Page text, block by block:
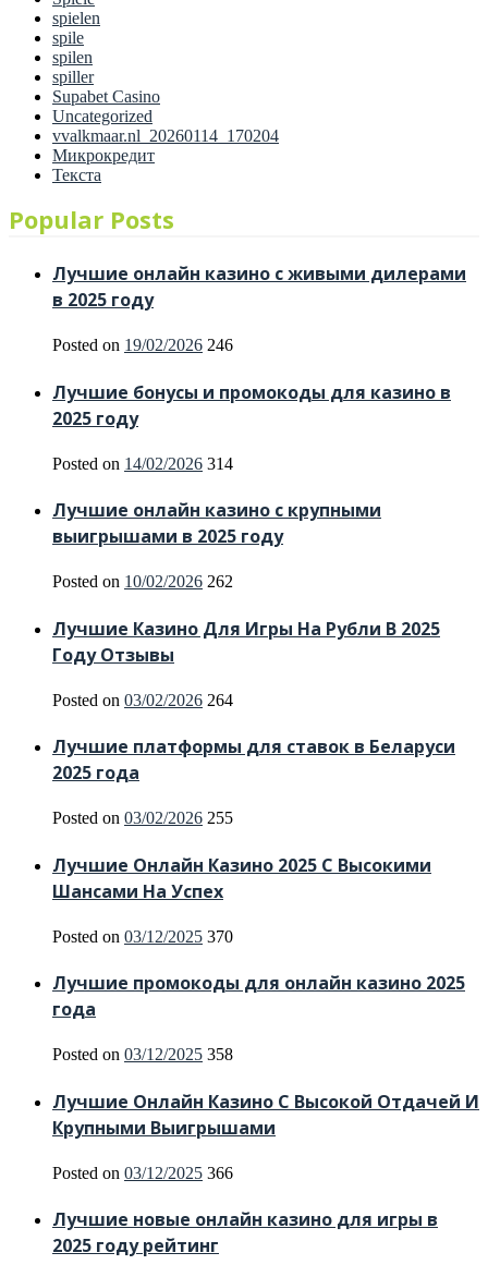
spielen
spile
spilen
spiller
Supabet Casino
Uncategorized
vvalkmaar.nl_20260114_170204
Микрокредит
Текста
Popular Posts
Лучшие онлайн казино с живыми дилерами
в 2025 году
Posted on 19/02/2026 246
Лучшие бонусы и промокоды для казино в
2025 году
Posted on 14/02/2026 314
Лучшие онлайн казино с крупными
выигрышами в 2025 году
Posted on 10/02/2026 262
Лучшие Казино Для Игры На Рубли В 2025
Году Отзывы
Posted on 03/02/2026 264
Лучшие платформы для ставок в Беларуси
2025 года
Posted on 03/02/2026 255
Лучшие Онлайн Казино 2025 С Высокими
Шансами На Успех
Posted on 03/12/2025 370
Лучшие промокоды для онлайн казино 2025
года
Posted on 03/12/2025 358
Лучшие Онлайн Казино С Высокой Отдачей И
Крупными Выигрышами
Posted on 03/12/2025 366
Лучшие новые онлайн казино для игры в
2025 году рейтинг